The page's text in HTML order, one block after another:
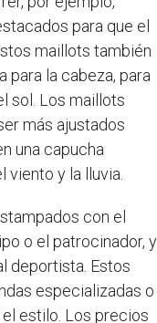
para que el
maillots también
para la cabeza, para
sol. Los maillots
más ajustados
una capucha
y la lluvia.
con el
o el patrocinador, y
deportista. Estos
especializadas o
estilo. Los precios